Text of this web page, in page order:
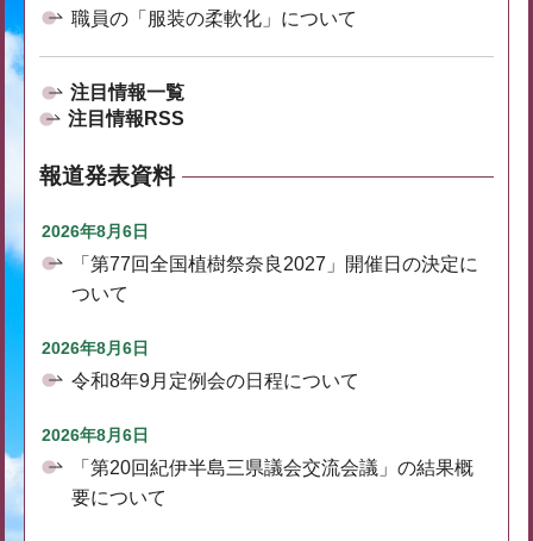
職員の「服装の柔軟化」について
注目情報一覧
注目情報RSS
報道発表資料
2026年8月6日
「第77回全国植樹祭奈良2027」開催日の決定に
ついて
2026年8月6日
令和8年9月定例会の日程について
2026年8月6日
「第20回紀伊半島三県議会交流会議」の結果概
要について